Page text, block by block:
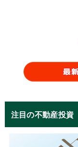
注目の不動産投資